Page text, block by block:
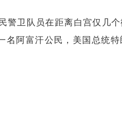
警卫队员在距离白宫仅几
名阿富汗公民，美国总统